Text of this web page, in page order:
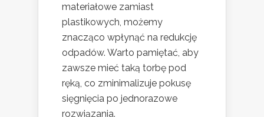
materiałowe zamiast
plastikowych, możemy
znacząco wpłynąć na redukcję
odpadów. Warto pamiętać, aby
zawsze mieć taką torbę pod
ręką, co zminimalizuje pokusę
sięgnięcia po jednorazowe
rozwiązania.